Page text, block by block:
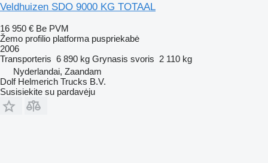
Veldhuizen SDO 9000 KG TOTAAL
16 950 € Be PVM
Žemo profilio platforma puspriekabė
2006
Transporteris 6 890 kg Grynasis svoris 2 110 kg
Nyderlandai, Zaandam
Dolf Helmerich Trucks B.V.
Susisiekite su pardavėju